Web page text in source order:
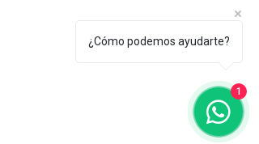
¿Cómo podemos ayudarte?
1